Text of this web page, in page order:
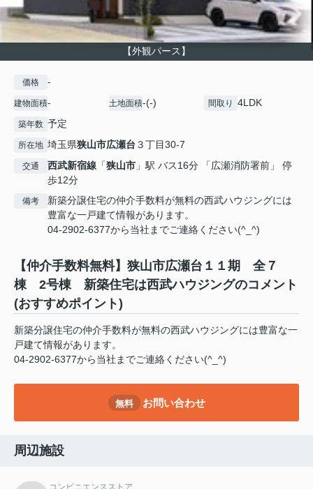
【外観パース】
価格 -
建物面積- 土地面積-(-) 間取り 4LDK
築年数 予定
所在地 埼玉県狭山市広瀬台 ３丁目30-7
交通 西武新宿線 「狭山市 」駅 バス16分 「広瀬消防署前」 停
歩12分
備考
新築分譲住宅の仲介手数料が無料の西武ハウジングには
豊富な一戸建て情報があります。
04-2902-6377から当社までご連絡ください(^_^)
【仲介手数料無料】狭山市広瀬台１１期 全７
棟 2号棟 新築住宅は西武ハウジングのコメント
(おすすめポイント)
新築分譲住宅の仲介手数料が無料の西武ハウジングには豊富な一
戸建て情報があります。
04-2902-6377から当社までご連絡ください(^_^)
無料 お問い合わせ
周辺施設